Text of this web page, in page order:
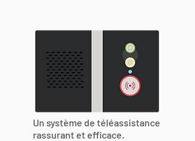
Un système de téléassistance
rassurant et efficace.